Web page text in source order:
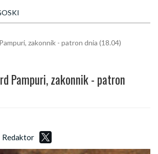
zakonnik - patron dnia (18.04)
Pampuri, zakonnik - patron
Redaktor